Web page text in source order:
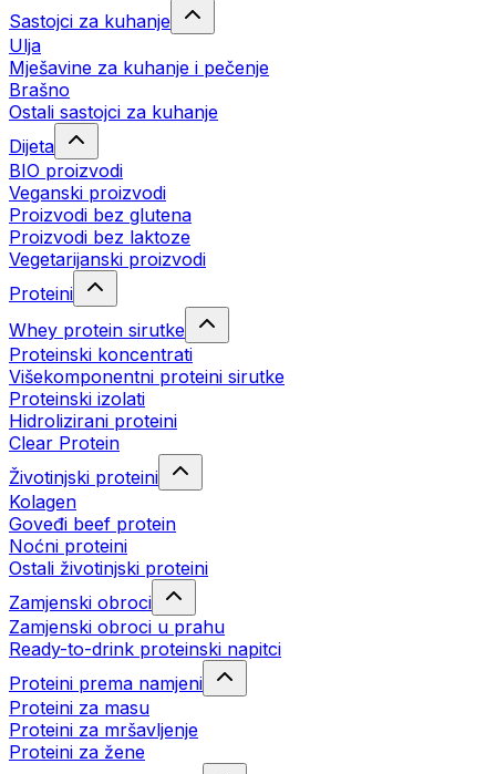
Sastojci za kuhanje
Ulja
Mješavine za kuhanje i pečenje
Brašno
Ostali sastojci za kuhanje
Dijeta
BIO proizvodi
Veganski proizvodi
Proizvodi bez glutena
Proizvodi bez laktoze
Vegetarijanski proizvodi
Proteini
Whey protein sirutke
Proteinski koncentrati
Višekomponentni proteini sirutke
Proteinski izolati
Hidrolizirani proteini
Clear Protein
Životinjski proteini
Kolagen
Goveđi beef protein
Noćni proteini
Ostali životinjski proteini
Zamjenski obroci
Zamjenski obroci u prahu
Ready-to-drink proteinski napitci
Proteini prema namjeni
Proteini za masu
Proteini za mršavljenje
Proteini za žene